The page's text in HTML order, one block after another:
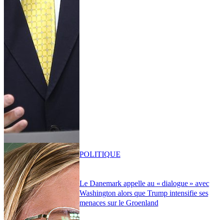
Le Danemark appelle au « dialogue » avec
Washington alors que Trump intensifie ses
menaces sur le Groenland
POLITIQUE